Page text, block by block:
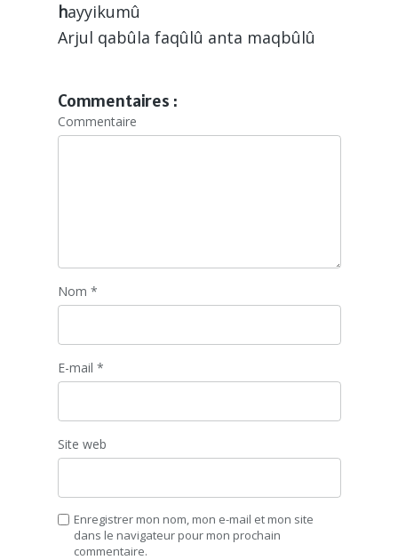
hayyikumû
Arjul qabûla faqûlû anta maqbûlû
Commentaires :
Commentaire
Nom *
E-mail *
Site web
Enregistrer mon nom, mon e-mail et mon site
dans le navigateur pour mon prochain
commentaire.